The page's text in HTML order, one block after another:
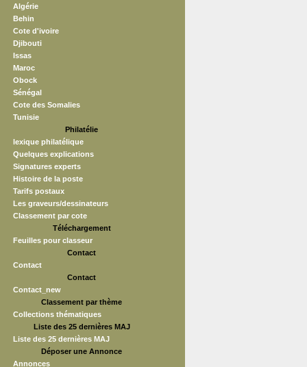
Algérie
Behin
Cote d'ivoire
Djibouti
Issas
Maroc
Obock
Sénégal
Cote des Somalies
Tunisie
Philatélie
lexique philatélique
Quelques explications
Signatures experts
Histoire de la poste
Tarifs postaux
Les graveurs/dessinateurs
Classement par cote
Téléchargement
Feuilles pour classeur
Contact
Contact
Contact
Contact_new
Classement par thème
Collections thématiques
Liste des 25 dernières MAJ
Liste des 25 dernières MAJ
Déposer une Annonce
Annonces